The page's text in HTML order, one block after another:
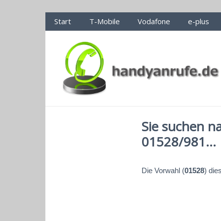
Handyanrufe.de Nummerncheck
Start T-Mobile Vodafone e-plus
Sie suchen
01528/981...
Die Vorwahl (01528)